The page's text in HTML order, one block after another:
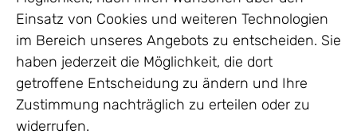
Einsatz von Cookies und weiteren Technologien
im Bereich unseres Angebots zu entscheiden. Sie
haben jederzeit die Möglichkeit, die dort
getroffene Entscheidung zu ändern und Ihre
Zustimmung nachträglich zu erteilen oder zu
widerrufen.